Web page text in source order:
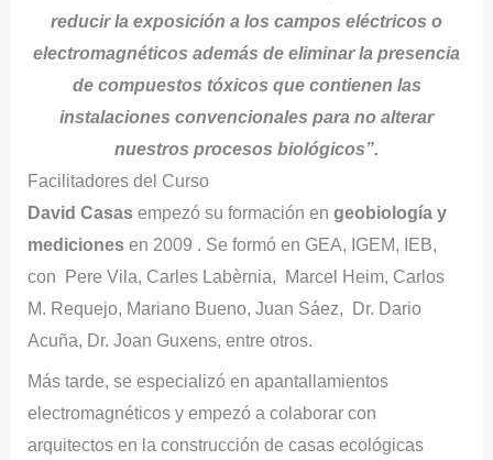
reducir la exposición a los campos eléctricos o
electromagnéticos además de eliminar la presencia
de compuestos tóxicos que contienen las
instalaciones convencionales para no alterar
nuestros procesos biológicos”.
Facilitadores del Curso
David Casasempezó su formación en geobiología y
medicionesen 2009 . Se formó en GEA, IGEM, IEB,
con Pere Vila, Carles Labèrnia, Marcel Heim, Carlos
M. Requejo, Mariano Bueno, Juan Sáez, Dr. Dario
Acuña, Dr. Joan Guxens, entre otros.
Más tarde, se especializó en apantallamientos
electromagnéticos y empezó a colaborar con
arquitectos en la construcción de casas ecológicas